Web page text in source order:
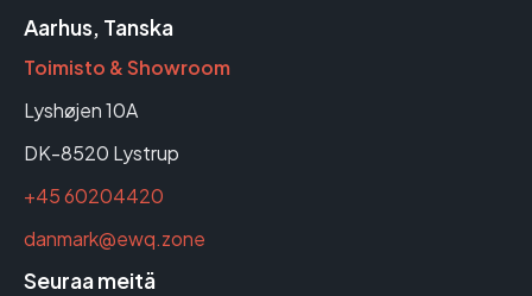
Aarhus, Tanska
Toimisto & Showroom
Lyshøjen 10A
DK-8520 Lystrup
+45 60204420
danmark@ewq.zone
Seuraa meitä